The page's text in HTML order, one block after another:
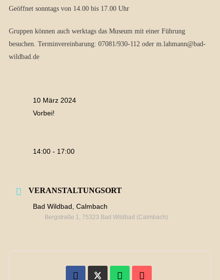
Geöffnet sonntags von 14.00 bis 17.00 Uhr
Gruppen können auch werktags das Museum mit einer Führung
besuchen. Terminvereinbarung: 07081/930-112 oder m.lahmann@bad-
wildbad.de
10 März 2024
Vorbei!
14:00 - 17:00
VERANSTALTUNGSORT
Bad Wildbad, Calmbach
Bergstraße 1, 75323 Bad Wildbad (Calmbach)